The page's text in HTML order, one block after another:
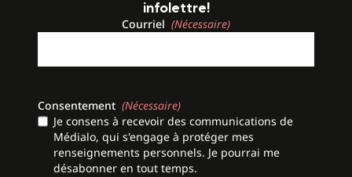
infolettre!
Courriel (Nécessaire)
Consentement (Nécessaire)
Je consens à recevoir des communications de
Médialo, qui s'engage à protéger mes
renseignements personnels. Je pourrai me
désabonner en tout temps.